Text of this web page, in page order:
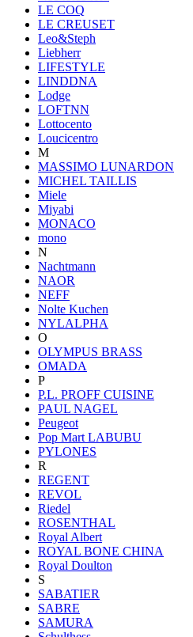
LE COQ
LE CREUSET
Leo&Steph
Liebherr
LIFESTYLE
LINDDNA
Lodge
LOFTNN
Lottocento
Loucicentro
M
MASSIMO LUNARDON
MICHEL TAILLIS
Miele
Miyabi
MONACO
mono
N
Nachtmann
NAOR
NEFF
Nolte Kuchen
NYLALPHA
O
OLYMPUS BRASS
OMADA
P
P.L. PROFF CUISINE
PAUL NAGEL
Peugeot
Pop Mart LABUBU
PYLONES
R
REGENT
REVOL
Riedel
ROSENTHAL
Royal Albert
ROYAL BONE CHINA
Royal Doulton
S
SABATIER
SABRE
SAMURA